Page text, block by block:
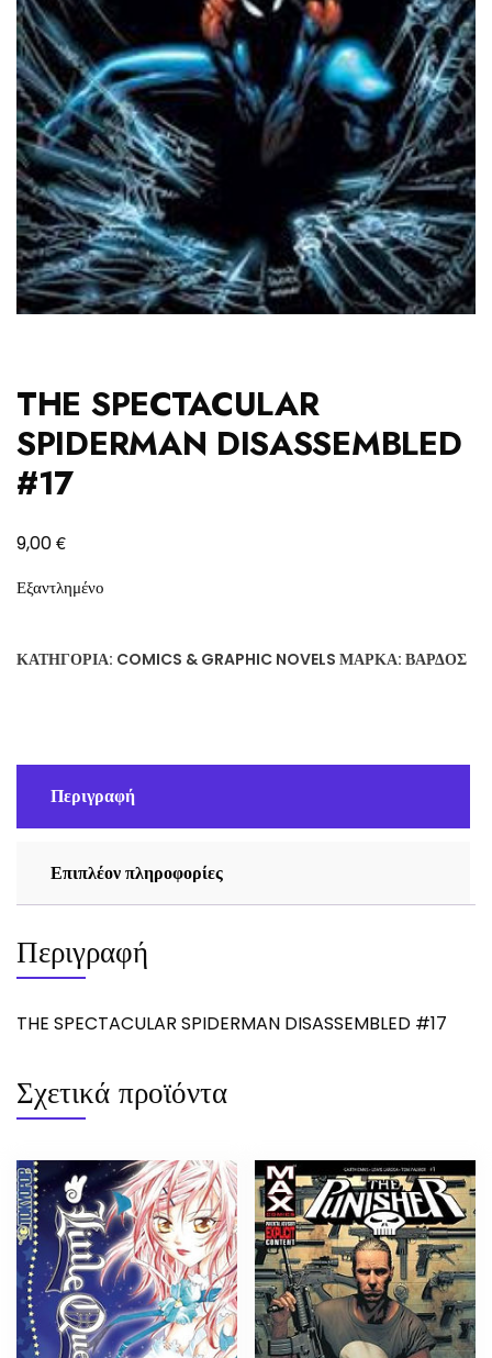
THE SPECTACULAR
SPIDERMAN DISASSEMBLED
#17
9,00€
Εξαντλημένο
ΚΑΤΗΓΟΡΊΑ: COMICS & GRAPHIC NOVELS ΜΆΡΚΑ: ΒΆΡΔΟΣ
Περιγραφή
Επιπλέον πληροφορίες
Περιγραφή
THE SPECTACULAR SPIDERMAN DISASSEMBLED #17
Σχετικά προϊόντα